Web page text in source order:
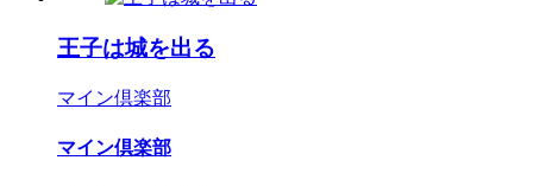
王子は城を出る
マイン倶楽部
マイン倶楽部